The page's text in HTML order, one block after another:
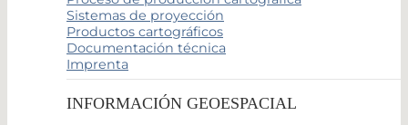
Sistemas de proyección
Productos cartográficos
Documentación técnica
Imprenta
INFORMACIÓN GEOESPACIAL